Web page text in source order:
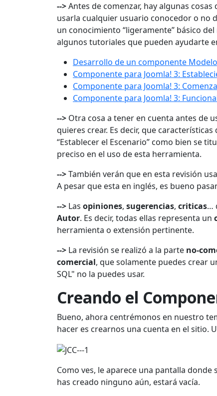
-->Antes de comenzar, hay algunas
usarla cualquier usuario conocedor o no
un conocimiento “ligeramente” básico
algunos tutoriales que pueden ayudarte
Desarrollo de un componente
Componente para Joomla! 3:
Componente para Joomla! 3:
Componente para Joomla! 3:
--> Otra cosa a tener en cuenta antes de
quieres crear. Es decir, que
“Establecer el Escenario” como bien se
preciso en el uso de esta herramienta.
-->También verán que en esta revisión
A pesar que esta en inglés, es bueno
--> Las opiniones, sugerencias, criticas…
Autor. Es decir, todas ellas representa un
herramienta o extensión pertinente.
--> La revisión se realizó a la parte no-
comercial, que solamente puedes crear
SQL" no la puedes usar.
Creando el
Bueno, ahora centrémonos en nuestro
hacer es crearnos una cuenta en el sitio.
Como ves, le aparece una pantalla
has creado ninguno aún, estará vacía.